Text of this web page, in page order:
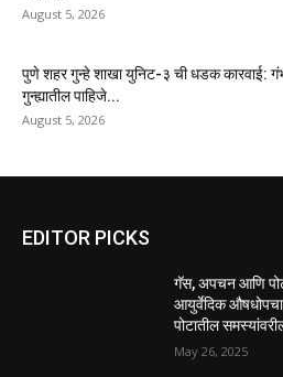
August 5, 2026
पुणे शहर गुन्हे शाखा युनिट-३ ची धडक कारवाई:
गुन्ह्यातील पाहिजे...
August 5, 2026
EDITOR PICKS
गॅस, अपचन आणि
आयुर्वेदिक
पोटातील
May 26, 2025